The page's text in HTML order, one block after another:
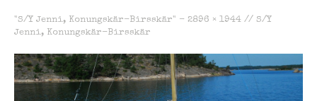
"S/Y Jenni, Konungskär-Birsskär" - 2896 × 1944 // S/Y
Jenni, Konungskär-Birsskär